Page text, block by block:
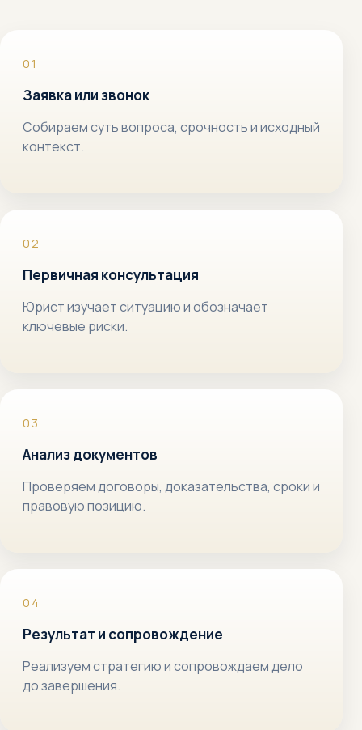
Заявка или звонок
Собираем суть вопроса, срочность и исходный
контекст.
Первичная консультация
Юрист изучает ситуацию и обозначает
ключевые риски.
Анализ документов
Проверяем договоры, доказательства, сроки и
правовую позицию.
Результат и сопровождение
Реализуем стратегию и сопровождаем дело
до завершения.